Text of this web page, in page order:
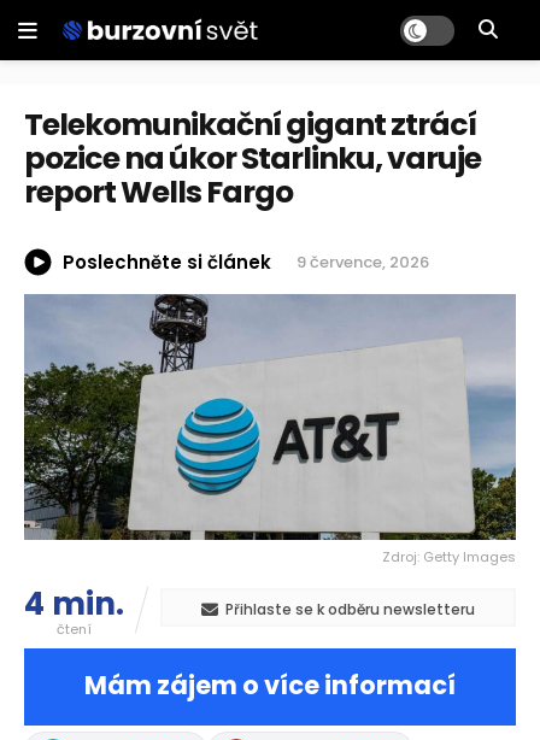
Telekomunikační gigant ztrácí
pozice na úkor Starlinku, varuje
report Wells Fargo
Poslechněte si článek 9 července, 2026
Zdroj: Getty Images
4 min.
čtení
Přihlaste se k odběru newsletteru
Mám zájem o více informací